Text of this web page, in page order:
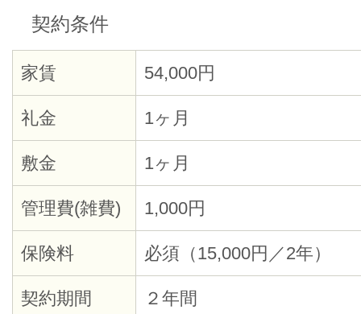
契約条件
家賃 54,000円
礼金 1ヶ月
敷金 1ヶ月
管理費(雑費) 1,000円
保険料 必須（15,000円／2年）
契約期間 ２年間